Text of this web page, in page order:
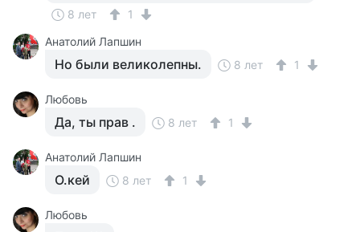
8 лет
1
Анатолий Лапшин
Но были великолепны. 8 лет 1
Любовь
Да, ты прав . 8 лет 1
Анатолий Лапшин
О.кей 8 лет 1
Любовь